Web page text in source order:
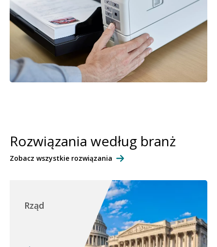
Rozwiązania według branż
Zobacz wszystkie rozwiązania
Rząd